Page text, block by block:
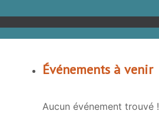
Événements à venir
Aucun événement trouvé !